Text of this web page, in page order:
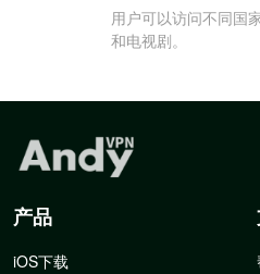
用户可以访问不同国
和电视剧。
产品
iOS下载